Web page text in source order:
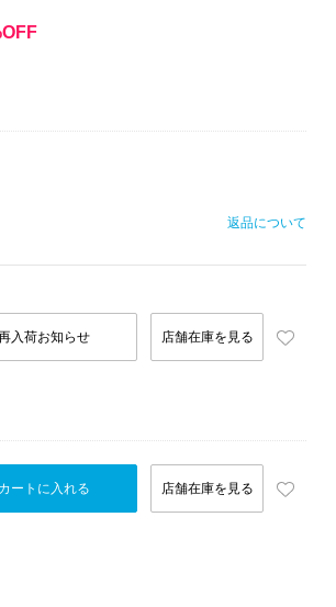
返品について
入荷お知らせ 店舗在庫を見る
カートに入れる 店舗在庫を見る